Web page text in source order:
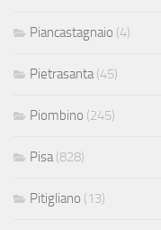
Piancastagnaio (4)
Pietrasanta (45)
Piombino (245)
Pisa (828)
Pitigliano (13)